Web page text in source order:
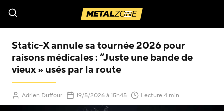
Menu
Static-X annule sa tournée 2026 pour
raisons médicales : “Juste une bande de
vieux » usés par la route
Adrien Duffour 19/5/2026(Mis à jour le)
à 15h45 Lecture 4 min.